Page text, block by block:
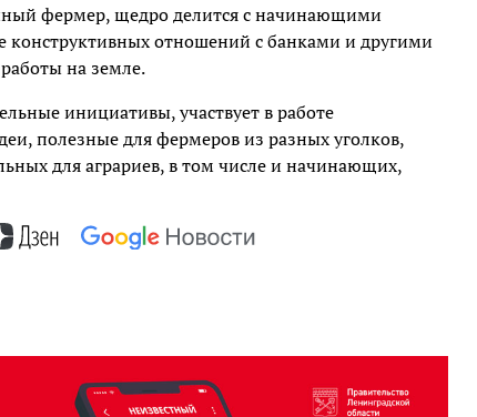
фермер, щедро делится с начинающими
отношений с банками и другими
на земле.
инициативы, участвует в работе
полезные для фермеров из разных уголков,
для аграриев, в том числе и начинающих,